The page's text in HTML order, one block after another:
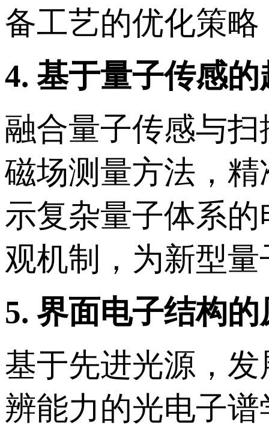
备工艺的优化策
4. 基于量子传感
融合量子传感与
磁场测量方法，
示复杂量子体系
观机制，为新型
5. 界面电子结构
基于先进光源，
辨能力的光电子